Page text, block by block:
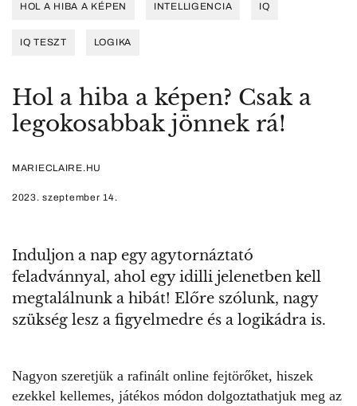
HOL A HIBA A KÉPEN INTELLIGENCIA IQ
IQ TESZT LOGIKA
Hol a hiba a képen? Csak a
legokosabbak jönnek rá!
MARIECLAIRE.HU
2023. szeptember 14.
Induljon a nap egy agytornáztató
feladvánnyal, ahol egy idilli jelenetben kell
megtalálnunk a hibát! Előre szólunk, nagy
szükség lesz a figyelmedre és a logikádra is.
Nagyon szeretjük a rafinált online fejtörőket, hiszek
ezekkel kellemes, játékos módon dolgoztathatjuk meg az